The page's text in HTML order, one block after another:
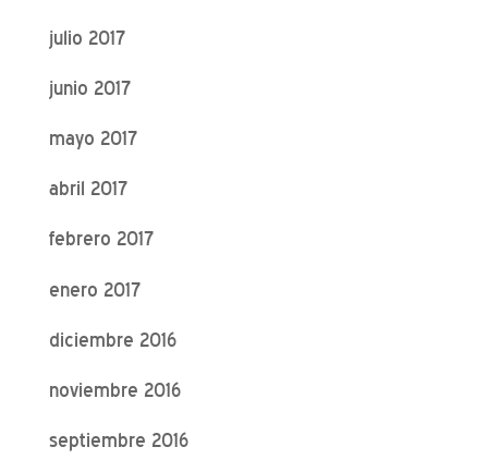
julio 2017
junio 2017
mayo 2017
abril 2017
febrero 2017
enero 2017
diciembre 2016
noviembre 2016
septiembre 2016